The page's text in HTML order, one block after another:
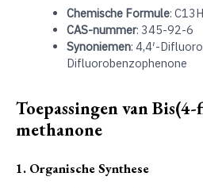
Chemische Formule:
CAS-nummer: 345-92-6
Synoniemen: 4,4′-
Difluorobenzophenone
Toepassingen van
methanone
1. Organische Synthese